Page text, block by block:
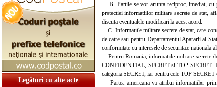
Legături cu alte acte
B. Partile se vor anunta reciproc, imediat, cu
protectiei informatiilor militare secrete de stat,
discuta eventualele modificari la acest acord.
C. Informatiile militare secrete de stat, care
de catre sau pentru Departamentul Apararii al
conformitate cu interesele de securitate nationala
Pentru Romania, informatiile militare secrete
CONFIDENTIAL, SECRET si TOP SECRET.
categoria SECRET, iar pentru cele TOP
Partea americana va atribui informatiilor